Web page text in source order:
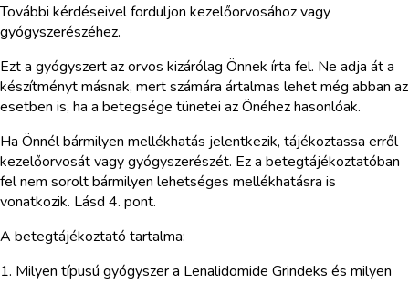
További kérdéseivel forduljon kezelőorvosához vagy
gyógyszerészéhez.
Ezt a gyógyszert az orvos kizárólag Önnek írta fel. Ne adja át a
készítményt másnak, mert számára ártalmas lehet még abban az
esetben is, ha a betegsége tünetei az Önéhez hasonlóak.
Ha Önnél bármilyen mellékhatás jelentkezik, tájékoztassa erről
kezelőorvosát vagy gyógyszerészét. Ez a betegtájékoztatóban
fel nem sorolt bármilyen lehetséges mellékhatásra is
vonatkozik. Lásd 4. pont.
A betegtájékoztató tartalma:
1. Milyen típusú gyógyszer a Lenalidomide Grindeks és milyen